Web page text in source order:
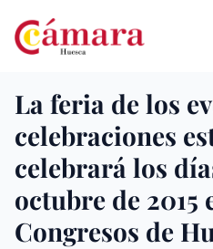
La feria de los
celebraciones
celebrará los
octubre de 2015
Congresos de